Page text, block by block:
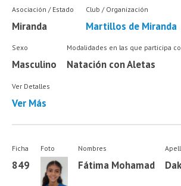
Asociación / Estado
Miranda
Club / Organización
Martillos de Miranda
Sexo
Masculino
Modalidades en las que participa
Natación con Aletas
Ver Detalles
Ver Más
Ficha
849
Foto Nombres
Fátima Mohamad